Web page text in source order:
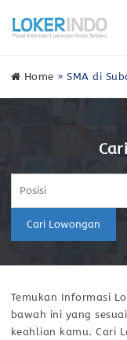
Home »SMA di
Cari Lowongan
Temukan Informasi
bawah ini yang
keahlian kamu. Cari